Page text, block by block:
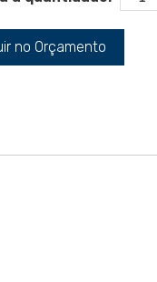
no Orçamento